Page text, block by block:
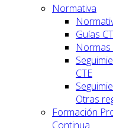
Normativa
Guías
Normas
CTE
Otras
Formación
Continua